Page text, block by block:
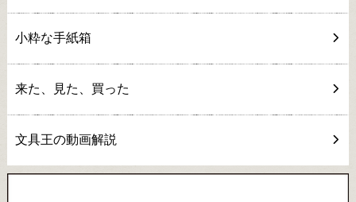
小粋な手紙箱
来た、見た、買った
文具王の動画解説